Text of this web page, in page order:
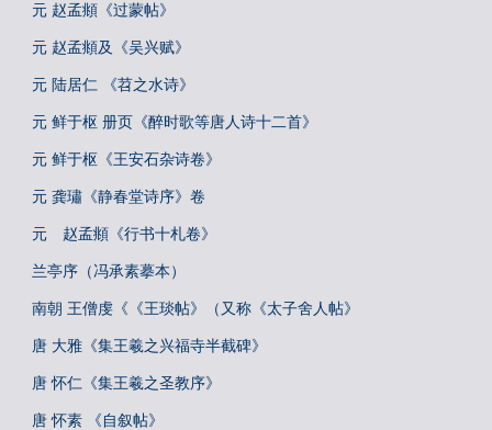
元 赵孟頫《过蒙帖》
元 赵孟頫及《吴兴赋》
元 陆居仁 《苕之水诗》
元 鲜于枢 册页《醉时歌等唐人诗十二首》
元 鲜于枢《王安石杂诗卷》
元 龚璛《静春堂诗序》卷
元 赵孟頫《行书十札卷》
兰亭序（冯承素摹本）
南朝 王僧虔《《王琰帖》（又称《太子舍人帖》
唐 大雅《集王羲之兴福寺半截碑》
唐 怀仁《集王羲之圣教序》
唐 怀素 《自叙帖》